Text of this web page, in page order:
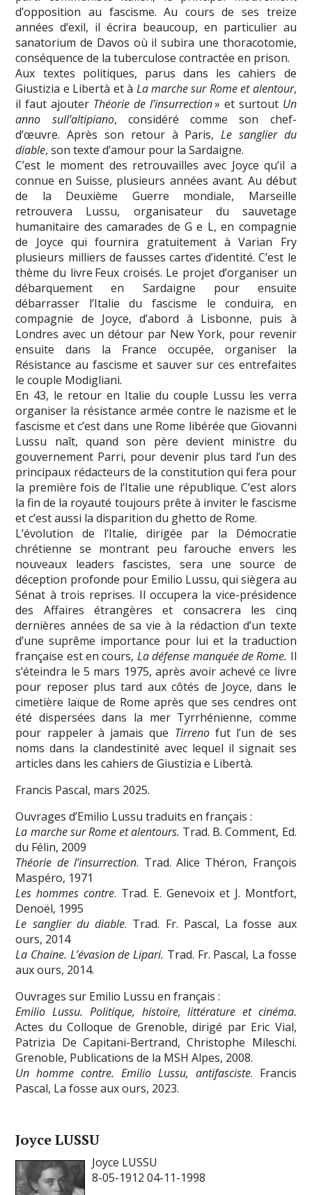
d’opposition au fascisme. Au cours de ses treize
années d’exil, il écrira beaucoup, en particulier au
sanatorium de Davos où il subira une thoracotomie,
conséquence de la tuberculose contractée en prison.
Aux textes politiques, parus dans les cahiers de
Giustizia e Libertà et à La marche sur Rome et alentour,
il faut ajouter Théorie de l’insurrection» et surtout Un
anno sull’altipiano, considéré comme son chef-
d’œuvre. Après son retour à Paris,Le sanglier du
diable, son texte d’amour pour la Sardaigne.
C’est le moment des retrouvailles avec Joyce qu’il a
connue en Suisse, plusieurs années avant. Au début
de la Deuxième Guerre mondiale, Marseille
retrouvera Lussu, organisateur du sauvetage
humanitaire des camarades de G e L, en compagnie
de Joyce qui fournira gratuitement à Varian Fry
plusieurs milliers de fausses cartes d’identité. C’est le
thème du livre Feux croisés. Le projet d’organiser un
débarquement en Sardaigne pour ensuite
débarrasser l’Italie du fascisme le conduira, en
compagnie de Joyce, d’abord à Lisbonne, puis à
Londres avec un détour par New York, pour revenir
ensuite dans la France occupée, organiser la
Résistance au fascisme et sauver sur ces entrefaites
le couple Modigliani.
En 43, le retour en Italie du couple Lussu les verra
organiser la résistance armée contre le nazisme et le
fascisme et c’est dans une Rome libérée que Giovanni
Lussu naît, quand son père devient ministre du
gouvernement Parri, pour devenir plus tard l’un des
principaux rédacteurs de la constitution qui fera pour
la première fois de l’Italie une république. C’est alors
la fin de la royauté toujours prête à inviter le fascisme
et c’est aussi la disparition du ghetto de Rome.
L’évolution de l’Italie, dirigée par la Démocratie
chrétienne se montrant peu farouche envers les
nouveaux leaders fascistes, sera une source de
déception profonde pour Emilio Lussu, qui siègera au
Sénat à trois reprises. Il occupera la vice-présidence
des Affaires étrangères et consacrera les cinq
dernières années de sa vie à la rédaction d’un texte
d’une suprême importance pour lui et la traduction
française est en cours, La défense manquée deRome. Il
s’éteindra le 5 mars 1975, après avoir achevé ce livre
pour reposer plus tard aux côtés de Joyce, dans le
cimetière laïque de Rome après que ses cendres ont
été dispersées dans la mer Tyrrhénienne, comme
pour rappeler à jamais que Tirreno fut l’un de ses
noms dans la clandestinité avec lequel il signait ses
articles dans les cahiers de Giustizia e Libertà.
Francis Pascal, mars 2025.
Ouvrages d’Emilio Lussu traduits en français :
La marche sur Rome et alentours. Trad. B. Comment, Ed.
du Félin, 2009
Théorie de l’insurrection. Trad. Alice Théron, François
Maspéro, 1971
Les hommes contre. Trad. E. Genevoix et J. Montfort,
Denoël, 1995
Le sanglier du diable. Trad. Fr. Pascal, La fosse aux
ours, 2014
La Chaine. L’évasion de Lipari. Trad. Fr. Pascal, La fosse
aux ours, 2014.
Ouvrages sur Emilio Lussu en français :
Emilio Lussu. Politique, histoire, littérature et cinéma.
Actes du Colloque de Grenoble, dirigé par Eric Vial,
Patrizia De Capitani-Bertrand, Christophe Mileschi.
Grenoble, Publications de la MSH Alpes, 2008.
Un homme contre. Emilio Lussu, antifasciste. Francis
Pascal, La fosse aux ours, 2023.
Joyce LUSSU
Joyce LUSSU
8-05-1912 04-11-1998